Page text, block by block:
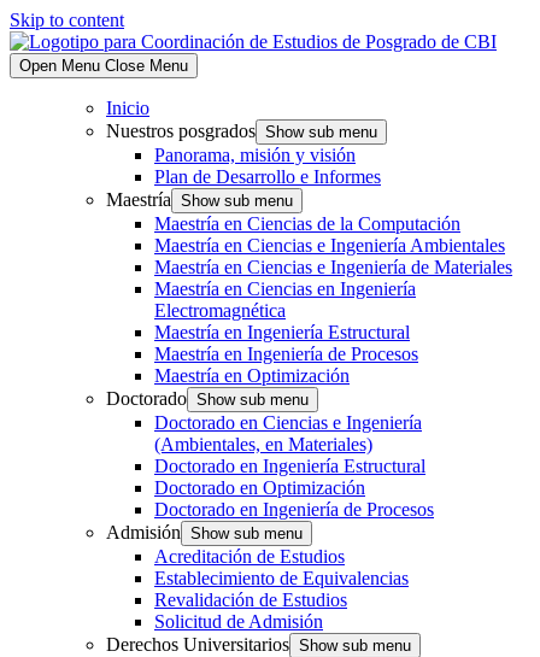
Skip to content
Open Menu Close Menu
Inicio
Nuestros posgrados Show sub menu
Panorama, misión y visión
Plan de Desarrollo e Informes
Maestría Show sub menu
Maestría en Ciencias de la Computación
Maestría en Ciencias e Ingeniería Ambientales
Maestría en Ciencias e Ingeniería de Materiales
Maestría en Ciencias en Ingeniería
Electromagnética
Maestría en Ingeniería Estructural
Maestría en Ingeniería de Procesos
Maestría en Optimización
Doctorado Show sub menu
Doctorado en Ciencias e Ingeniería
(Ambientales, en Materiales)
Doctorado en Ingeniería Estructural
Doctorado en Optimización
Doctorado en Ingeniería de Procesos
Admisión Show sub menu
Acreditación de Estudios
Establecimiento de Equivalencias
Revalidación de Estudios
Solicitud de Admisión
Derechos Universitarios Show sub menu